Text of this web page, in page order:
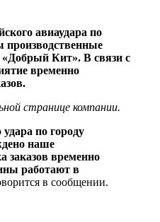
авиаудара по
Кит». В связи с
временно
странице компании.
удара по городу
наше
заказов временно
работают в
в сообщении.